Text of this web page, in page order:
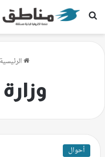
بحث عن
الرئيسية
أحوال